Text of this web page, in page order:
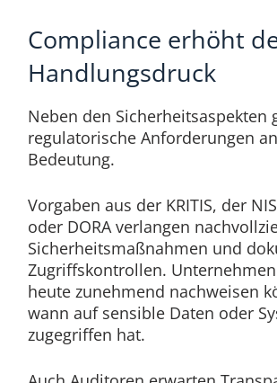
Compliance erhöht
Handlungsdruck
Neben den Sicherheitsaspekten
regulatorische Anforderungen an
Bedeutung.
Vorgaben aus der KRITIS, der
oder DORA verlangen
Sicherheitsmaßnahmen und
Zugriffskontrollen.
heute zunehmend nachweisen
wann auf sensible Daten oder
zugegriffen hat.